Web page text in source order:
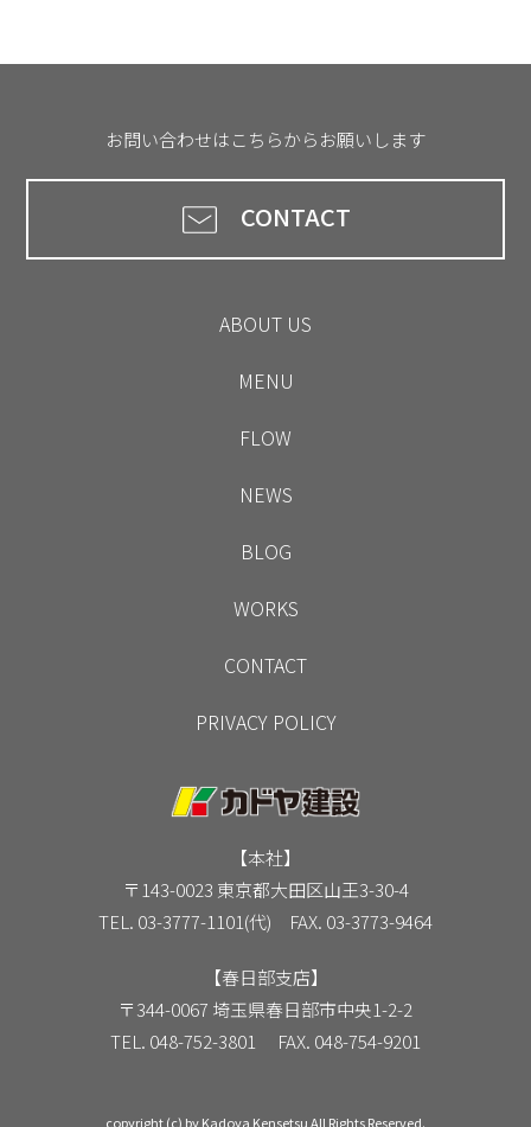
お問い合わせはこちらからお願いします
CONTACT
ABOUT US
MENU
FLOW
NEWS
BLOG
WORKS
CONTACT
PRIVACY POLICY
【本社】
〒143-0023 東京都大田区山王3-30-4
TEL. 03-3777-1101(代) FAX. 03-3773-9464
【春日部支店】
〒344-0067 埼玉県春日部市中央1-2-2
TEL. 048-752-3801 FAX. 048-754-9201
copyright (c) by Kadoya Kensetsu All Rights Reserved.